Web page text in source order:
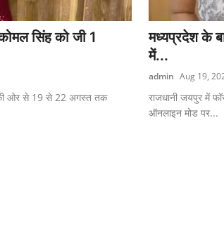
सिंह को जी 1
की ओर से 19 से 22 अगस्त तक
मध्यप्रदेश के
में...
admin Aug 19,
राजधानी जयपुर में
ऑनलाइन मोड पर...